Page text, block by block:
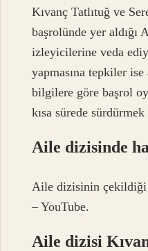
Kıvanç Tatlıtuğ ve
başrolünde yer
izleyicilerine veda
yapmasına tepkiler
bilgilere göre başrol
kısa sürede
Aile dizisinde
Aile dizisinin çekildiği
– YouTube.
Aile dizisi